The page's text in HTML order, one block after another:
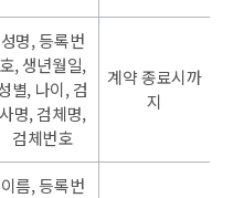
성명, 등록번
호, 생년월일,
별, 나이, 검
사명, 검체명,
검체번호
계약 종료시까
지
이름, 등록번